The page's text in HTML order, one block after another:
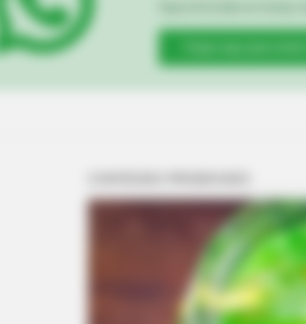
10 People Get A Younger Brain Age On This